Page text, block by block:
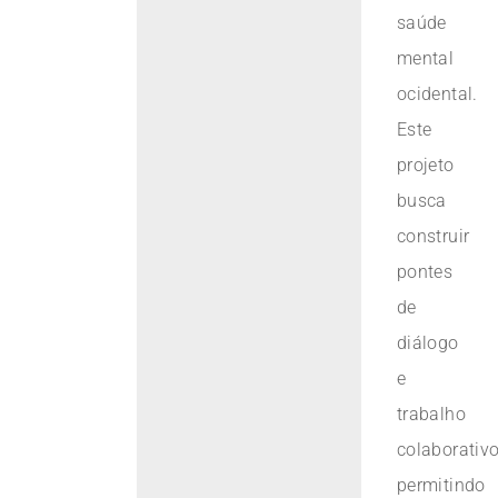
saúde
mental
ocidental.
Este
projeto
busca
construir
pontes
de
diálogo
e
trabalho
permitindo